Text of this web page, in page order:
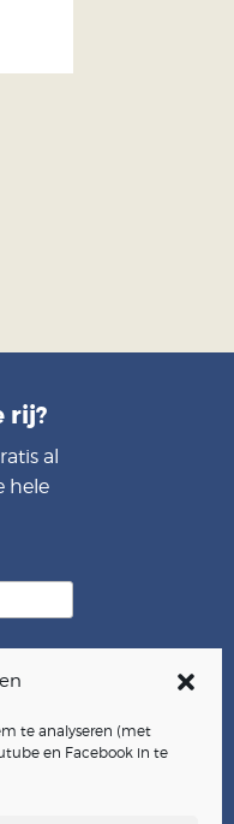
te analyseren (met
en Facebook in te
rij?
al
hele